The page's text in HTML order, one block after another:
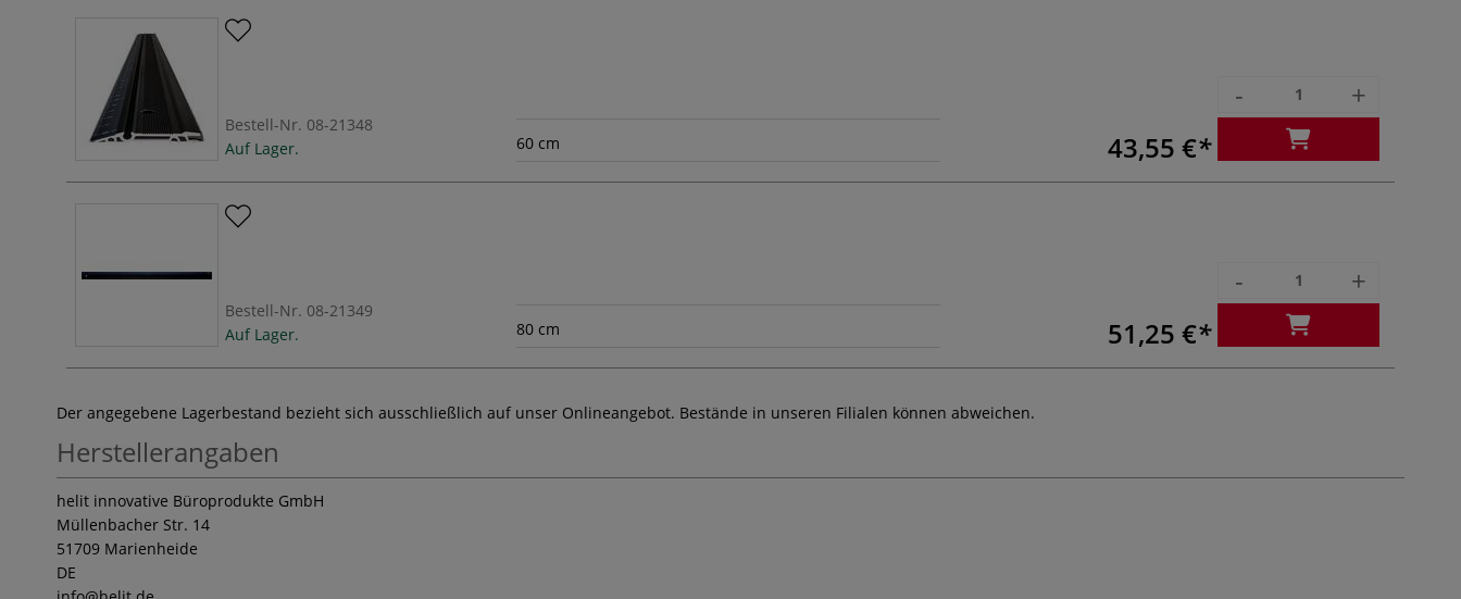
Bestell-Nr. 08-21348
Auf Lager.
60 cm 43,55 €
- +
Bestell-Nr. 08-21349
Auf Lager.
80 cm 51,25 €
- +
Der angegebene Lagerbestand bezieht sich ausschließlich auf unser Onlineangebot. Bestände in unseren Filialen können abweichen.
Herstellerangaben
helit innovative Büroprodukte GmbH
Müllenbacher Str. 14
51709 Marienheide
DE